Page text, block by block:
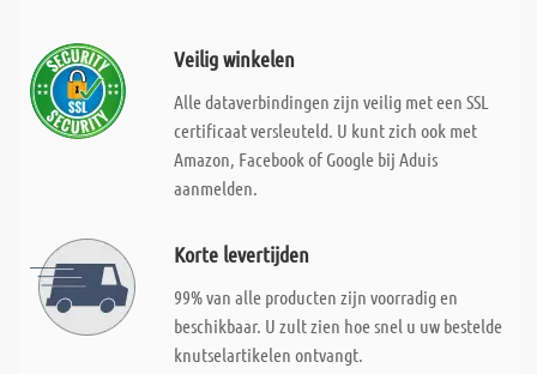
Veilig winkelen
Alle dataverbindingen zijn veilig met een SSL
certificaat versleuteld. U kunt zich ook met
Amazon, Facebook of Google bij Aduis
aanmelden.
Korte levertijden
99% van alle producten zijn voorradig en
beschikbaar. U zult zien hoe snel u uw bestelde
knutselartikelen ontvangt.